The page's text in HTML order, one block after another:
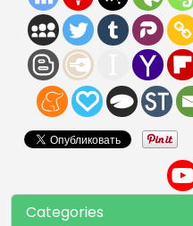
Categories